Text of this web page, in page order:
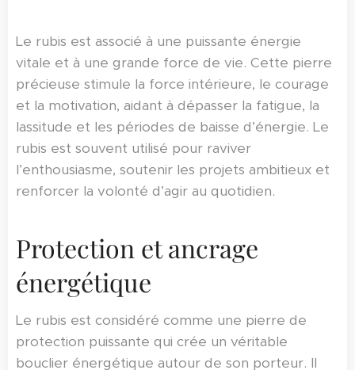
Le rubis est associé à une puissante énergie
vitale et à une grande force de vie. Cette pierre
précieuse stimule la force intérieure, le courage
et la motivation, aidant à dépasser la fatigue, la
lassitude et les périodes de baisse d’énergie. Le
rubis est souvent utilisé pour raviver
l’enthousiasme, soutenir les projets ambitieux et
renforcer la volonté d’agir au quotidien.
Protection et ancrage
énergétique
Le rubis est considéré comme une pierre de
protection puissante qui crée un véritable
bouclier énergétique autour de son porteur. Il